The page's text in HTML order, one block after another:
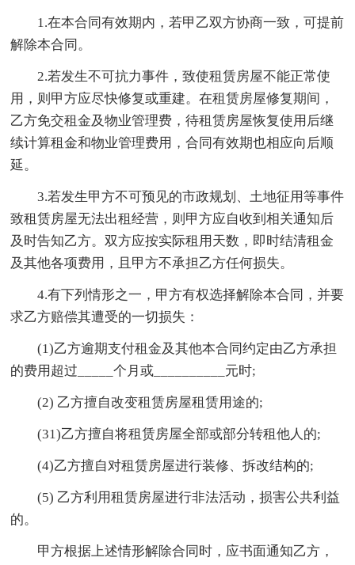
1.在本合同有效期内，若甲乙双方协商一致，可提前
解除本合同。
2.若发生不可抗力事件，致使租赁房屋不能正常使
用，则甲方应尽快修复或重建。在租赁房屋修复期间，
乙方免交租金及物业管理费，待租赁房屋恢复使用后继
续计算租金和物业管理费用，合同有效期也相应向后顺
延。
3.若发生甲方不可预见的市政规划、土地征用等事件
致租赁房屋无法出租经营，则甲方应自收到相关通知后
及时告知乙方。双方应按实际租用天数，即时结清租金
及其他各项费用，且甲方不承担乙方任何损失。
4.有下列情形之一，甲方有权选择解除本合同，并要
求乙方赔偿其遭受的一切损失：
(1)乙方逾期支付租金及其他本合同约定由乙方承担
的费用超过_____个月或__________元时;
(2) 乙方擅自改变租赁房屋租赁用途的;
(31)乙方擅自将租赁房屋全部或部分转租他人的;
(4)乙方擅自对租赁房屋进行装修、拆改结构的;
(5) 乙方利用租赁房屋进行非法活动，损害公共利益
的。
甲方根据上述情形解除合同时，应书面通知乙方，